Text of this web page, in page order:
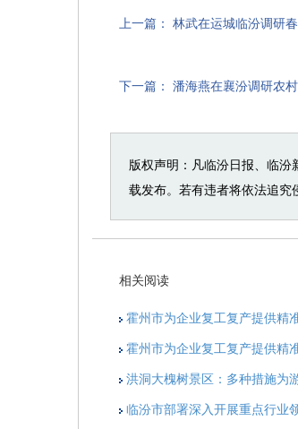
上一篇： 林武在运城临汾调研
下一篇： 潘海燕在襄汾调研农
版权声明：凡临汾日报、临
载发布。若有违者将依法追究
相关阅读
霍州市为企业复工复产提供精
霍州市为企业复工复产提供精
洪洞大槐树景区：多种措施为
临汾市部署深入开展重点行业